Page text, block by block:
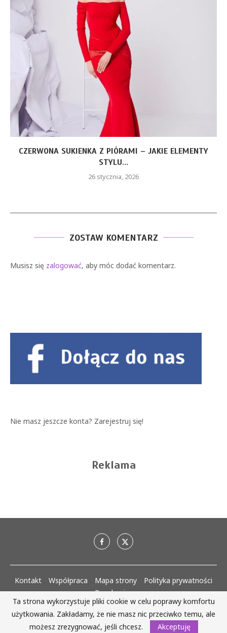
CZERWONA SUKIENKA Z PIÓRAMI – JAKIE ELEMENTY
STYLU...
26 stycznia, 2026
ZOSTAW KOMENTARZ
Musisz się zalogować, aby móc dodać komentarz.
Nie masz jeszcze konta? Zarejestruj się!
Reklama
Kontakt Współpraca Mapa strony
Polityka prywatności
Regulaminy
AlejaKobiet.pl @2020 - 2023 Wszystkie prawa zastrzeżone. | Realizacja:
www.woh.group
Ta strona wykorzystuje pliki cookie w celu poprawy komfortu
użytkowania. Zakładamy, że nie masz nic przeciwko temu, ale
możesz zrezygnować, jeśli chcesz.
Akceptuję